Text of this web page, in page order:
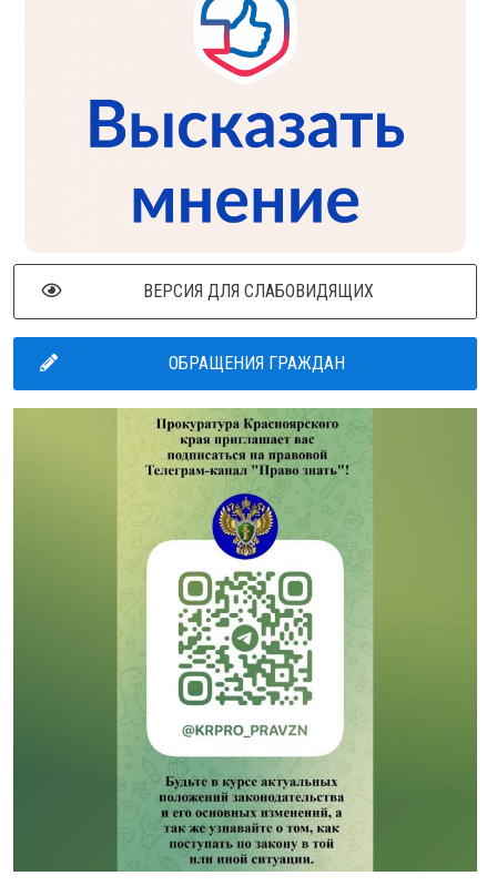
ВЕРСИЯ ДЛЯ СЛАБОВИДЯЩИХ
ОБРАЩЕНИЯ ГРАЖДАН